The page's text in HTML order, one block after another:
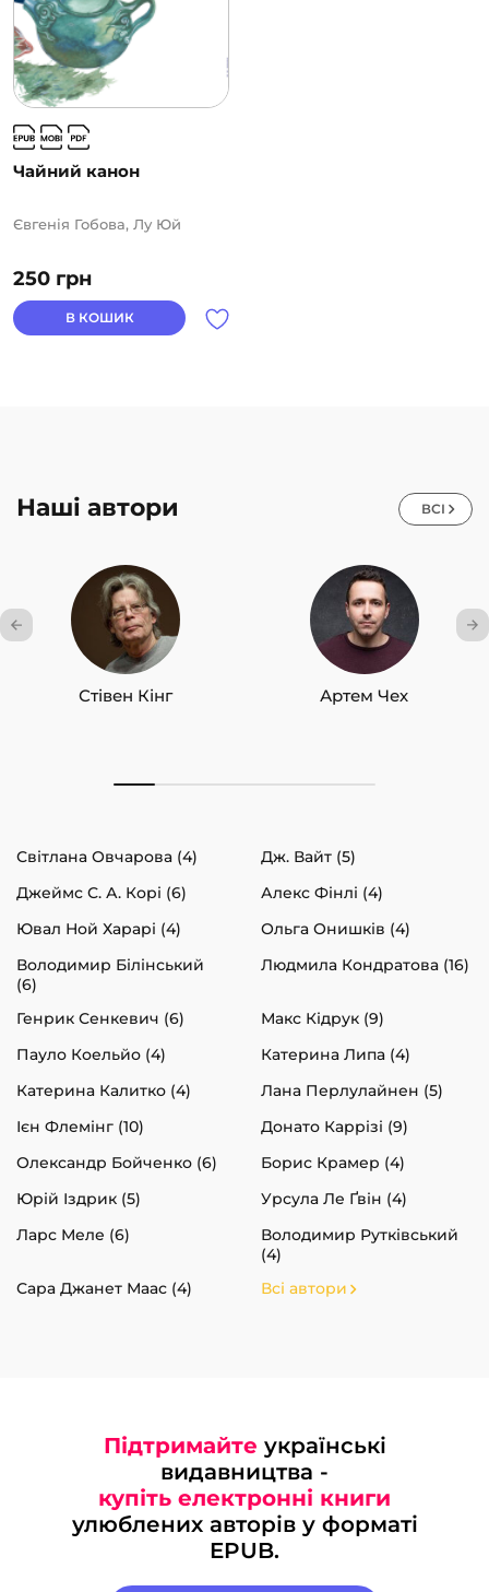
Чайний канон
250 грн
Євгенія Гобова, Лу Юй
В КОШИК
Наші автори ВСІ
Стівен Кінг Артем Чех
Світлана Овчарова (4)
Дж. Вайт (5)
Джеймс С. А. Корі (6)
Алекс Фінлі (4)
Ювал Ной Харарі (4)
Ольга Онишків (4)
Володимир Білінський
(6)
Людмила Кондратова (16)
Генрик Сенкевич (6)
Макс Кідрук (9)
Пауло Коельйо (4)
Катерина Липа (4)
Катерина Калитко (4)
Лана Перлулайнен (5)
Ієн Флемінг (10)
Донато Каррізі (9)
Олександр Бойченко (6)
Борис Крамер (4)
Юрій Іздрик (5)
Урсула Ле Ґвін (4)
Ларс Меле (6)
Володимир Рутківський
(4)
Сара Джанет Маас (4)
Всі автори
Підтримайте українські
видавництва -
купіть електронні книги
улюблених авторів у форматі
EPUB.